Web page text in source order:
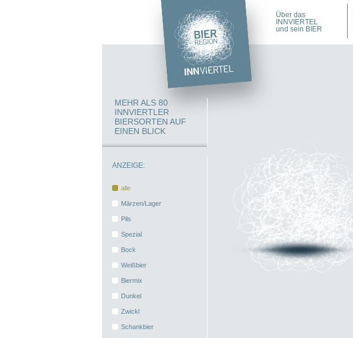
Über das
INNVIERTEL
und sein BIER
MEHR ALS 80
INNVIERTLER
BIERSORTEN AUF
EINEN BLICK
ANZEIGE:
alle
Märzen/Lager
Pils
Spezial
Bock
Weißbier
Biermix
Dunkel
Zwickl
Schankbier